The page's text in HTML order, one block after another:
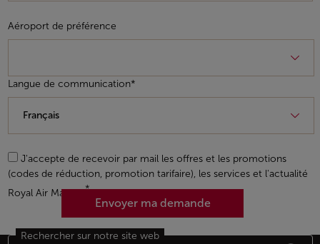
Aéroport de préférence
Langue de communication*
J'accepte de recevoir par mail les offres et les promotions
(codes de réduction, promotion tarifaire), les services et l'actualité
Royal Air Maroc.
Envoyer ma demande
Rechercher sur notre site web